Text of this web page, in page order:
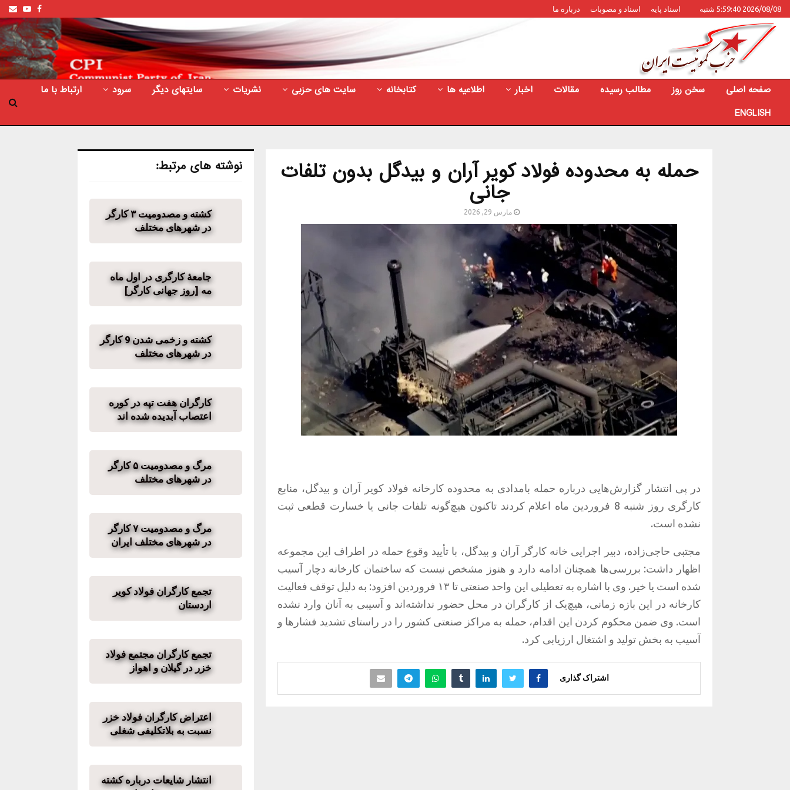
2026/08/08 5:59:40 شنبه اسناد پایه اسناد و مصوبات درباره ما Facebook
صفحه اصلی سخن روز مطالب رسیده مقالات اخبار اطلاعیه ها کتابخانه سایت های حزبی نشریات سایتهای دیگر سرود
ارتباط با ما
ENGLISH
حمله به محدوده فولاد کویر آران و بیدگل بدون تلفات
جانی
مارس 29, 2026
در پی انتشار گزارش‌هایی درباره حمله بامدادی به محدوده کارخانه فولاد کویر آران و بیدگل، منابع
کارگری روز شنبه 8 فروردین ماه اعلام کردند تاکنون هیچ‌گونه تلفات جانی یا خسارت قطعی ثبت
نشده است.
مجتبی حاجی‌زاده، دبیر اجرایی خانه کارگر آران و بیدگل، با تأیید وقوع حمله در اطراف این مجموعه
اظهار داشت: بررسی‌ها همچنان ادامه دارد و هنوز مشخص نیست که ساختمان کارخانه دچار آسیب
شده است یا خیر. وی با اشاره به تعطیلی این واحد صنعتی تا ۱۳ فروردین افزود: به دلیل توقف فعالیت
کارخانه در این بازه زمانی، هیچ‌یک از کارگران در محل حضور نداشته‌اند و آسیبی به آنان وارد نشده
است. وی ضمن محکوم کردن این اقدام، حمله به مراکز صنعتی کشور را در راستای تشدید فشارها و
آسیب به بخش تولید و اشتغال ارزیابی کرد.
اشتراک گذاری
نوشته های مرتبط:
کشته و مصدومیت ۳ کارگر
در شهرهای مختلف
جامعهٔ کارگری در اول ماه
مه [روز جهانی کارگر]
کشته و زخمی شدن 9 کارگر
در شهرهای مختلف
کارگران هفت تپه در کوره
اعتصاب آبدیده شده اند
مرگ و مصدومیت ۵ کارگر
در شهرهای مختلف
مرگ و مصدومیت ۷ کارگر
در شهرهای مختلف ایران
تجمع کارگران فولاد کویر
اردستان
تجمع کارگران مجتمع فولاد
خزر در گیلان و اهواز
اعتراض کارگران فولاد خزر
نسبت به بلاتکلیفی شغلی
انتشار شایعات درباره کشته